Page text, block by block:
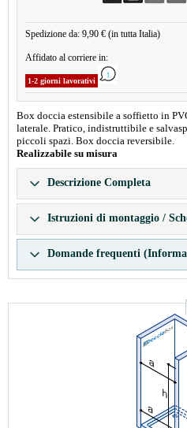
Spedizione da: 9,90 € (in tutta Italia)
Affidato al corriere in:
1-2 giorni lavorativi
Box doccia estensibile a soffietto in
laterale. Pratico, indistruttibile e
piccoli spazi. Box doccia reversibile.
Realizzabile su misura
Descrizione Completa
Istruzioni di montaggio /
Domande frequenti